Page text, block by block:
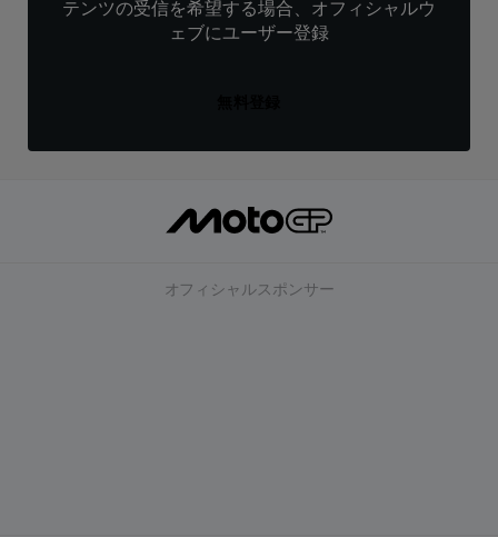
テンツの受信を希望する場合、オフィシャルウ
ェブにユーザー登録
オフィシャルスポンサー